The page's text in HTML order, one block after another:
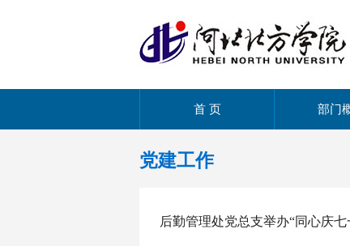
首 页 部门
党建工作
后勤管理处党总支举办“同心庆